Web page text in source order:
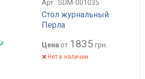
Арт.: SDM-001035
Стол журнальный
Перла
Цена от 1835 грн.
Нет в наличии